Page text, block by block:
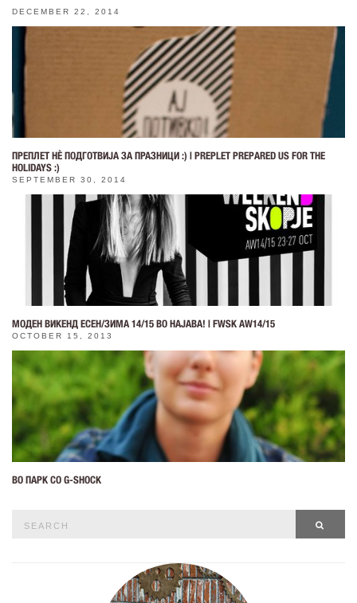
DECEMBER 22, 2014
ПРЕПЛЕТ НÈ ПОДГОТВИЈА ЗА ПРАЗНИЦИ :) | PREPLET PREPARED US FOR THE
HOLIDAYS :)
SEPTEMBER 30, 2014
МОДЕН ВИКЕНД ЕСЕН/ЗИМА 14/15 ВО НАЈАВА! | FWSK AW14/15
OCTOBER 15, 2013
ВО ПАРК СО G-SHOCK